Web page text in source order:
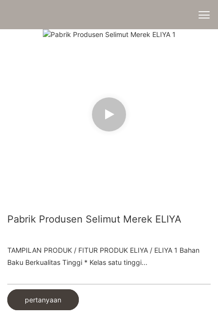
Pabrik Produsen Selimut Merek ELIYA
TAMPILAN PRODUK / FITUR PRODUK ELIYA / ELIYA 1 Bahan
Baku Berkualitas Tinggi * Kelas satu tinggi...
pertanyaan